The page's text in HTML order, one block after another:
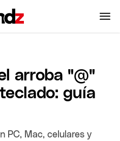
arroba "@"
guía
PC, Mac, celulares y